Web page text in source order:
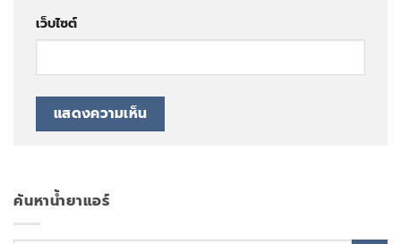
เว็บไซต์
ค้นหาน้ำยาแอร์